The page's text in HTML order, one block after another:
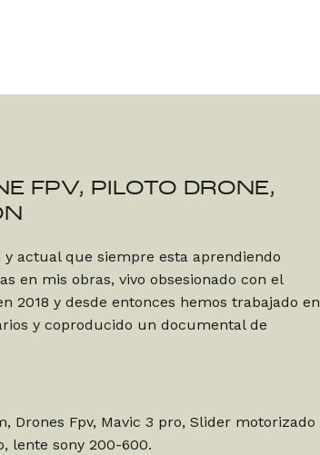
FPV, PILOTO DRONE,
actual que siempre esta aprendiendo
en mis obras, vivo obsesionado con el
2018 y desde entonces hemos trabajado en
y coproducido un documental de
Drones Fpv, Mavic 3 pro, Slider motorizado
lente sony 200-600.